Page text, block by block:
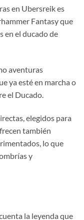
en Ubersreik es
Fantasy que
en el ducado de
aventuras
ya esté en marcha o
el Ducado.
elegidos para
también
lo que
y
la leyenda que